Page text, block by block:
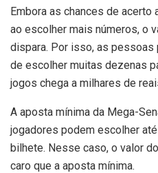
Embora as chances de
ao escolher mais números, o
dispara. Por isso, as pessoas
de escolher muitas dezenas
jogos chega a milhares de
A aposta mínima da Mega-
jogadores podem escolher
bilhete. Nesse caso, o valor
caro que a aposta mínima.